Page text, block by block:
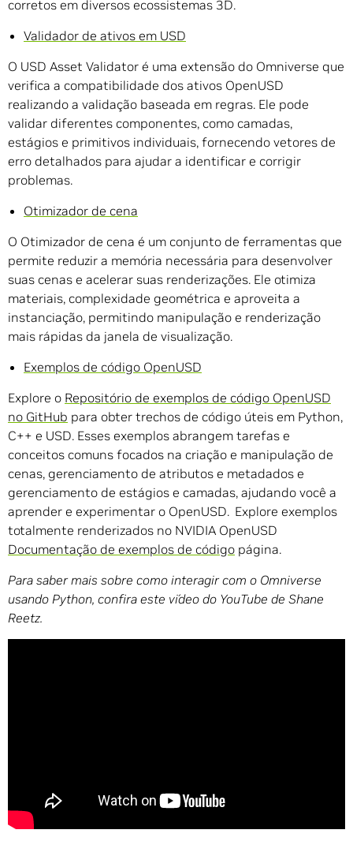
corretos em diversos ecossistemas 3D.
Validador de ativos em USD
O USD Asset Validator é uma extensão do Omniverse que
verifica a compatibilidade dos ativos OpenUSD
realizando a validação baseada em regras. Ele pode
validar diferentes componentes, como camadas,
estágios e primitivos individuais, fornecendo vetores de
erro detalhados para ajudar a identificar e corrigir
problemas.
Otimizador de cena
O Otimizador de cena é um conjunto de ferramentas que
permite reduzir a memória necessária para desenvolver
suas cenas e acelerar suas renderizações. Ele otimiza
materiais, complexidade geométrica e aproveita a
instanciação, permitindo manipulação e renderização
mais rápidas da janela de visualização.
Exemplos de código OpenUSD
Explore o Repositório de exemplos de código OpenUSD
no GitHub para obter trechos de código úteis em Python,
C++ e USD. Esses exemplos abrangem tarefas e
conceitos comuns focados na criação e manipulação de
cenas, gerenciamento de atributos e metadados e
gerenciamento de estágios e camadas, ajudando você a
aprender e experimentar o OpenUSD. Explore exemplos
totalmente renderizados no NVIDIA OpenUSD
Documentação de exemplos de código página.
Para saber mais sobre como interagir com o Omniverse
usando Python, confira este vídeo do YouTube de Shane
Reetz.